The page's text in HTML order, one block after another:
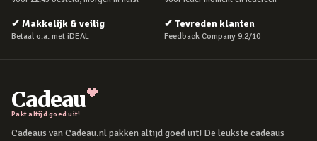
✔ Makkelijk & veilig
Betaal o.a. met iDEAL
✔ Tevreden klanten
Feedback Company 9.2/10
Cadeau
Pakt altijd goed uit!
Cadeaus van Cadeau.nl pakken altijd goed uit! De leukste cadeaus